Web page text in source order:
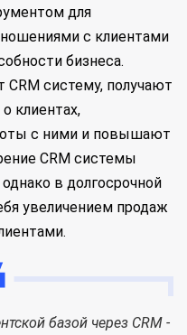
для
с клиентами
бизнеса.
систему, получают
клиентах,
с ними и повышают
CRM системы
в долгосрочной
увеличением продаж
базой через CRM -